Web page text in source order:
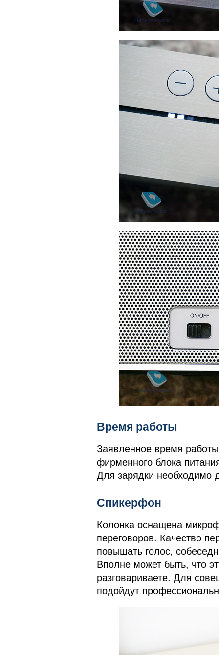
Время работы
Заявленное время
фирменного блока
Для зарядки необходимо
Спикерфон
Колонка оснащена
переговоров. Качество
повышать голос,
Вполне может быть, что
разговариваете. Для
подойдут